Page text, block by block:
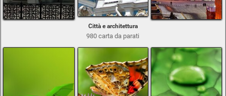
Città e architettura
980 carta da parati